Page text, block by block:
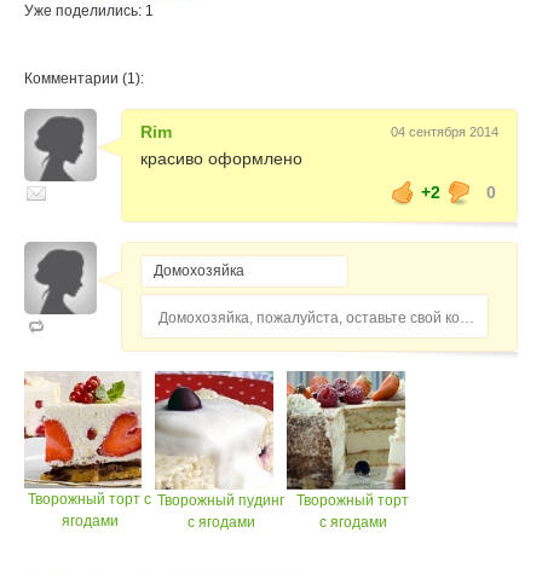
Уже поделились: 1
Комментарии (1):
Rim 04 сентября 2014
красиво оформлено
+2
0
Домохозяйка, пожалуйста, оставьте свой комментарий...
Творожный торт с
ягодами
Творожный пудинг
с ягодами
Творожный торт
с ягодами